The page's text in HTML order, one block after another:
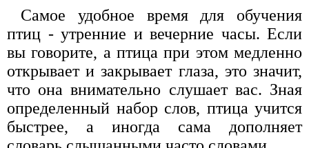
Самое удобное время для обучения
птиц - утренние и вечерние часы. Если
вы говорите, а птица при этом медленно
открывает и закрывает глаза, это значит,
что она внимательно слушает вас. Зная
определенный набор слов, птица учится
быстрее, а иногда сама дополняет